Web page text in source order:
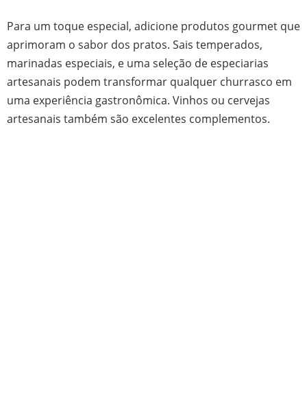
Para um toque especial, adicione produtos gourmet que
aprimoram o sabor dos pratos. Sais temperados,
marinadas especiais, e uma seleção de especiarias
artesanais podem transformar qualquer churrasco em
uma experiência gastronômica. Vinhos ou cervejas
artesanais também são excelentes complementos.